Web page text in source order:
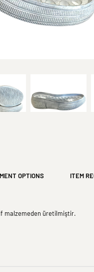
OPTIONS ITEM
malzemeden üretilmiştir.